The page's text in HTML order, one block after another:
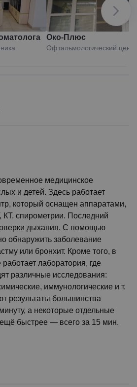
Око-Плюс
Офтальмологический центр
медицинское
и детей. Здесь работает
который оснащен аппаратами,
КТ, спирометрии. Последний
дыхания. С помощью
обнаружить заболевание
или бронхит. Кроме того, в
лаборатория, где
различные исследования:
иммунологические и т.
результаты большинства
а некоторые отдельные
быстрее — всего за 15 мин.